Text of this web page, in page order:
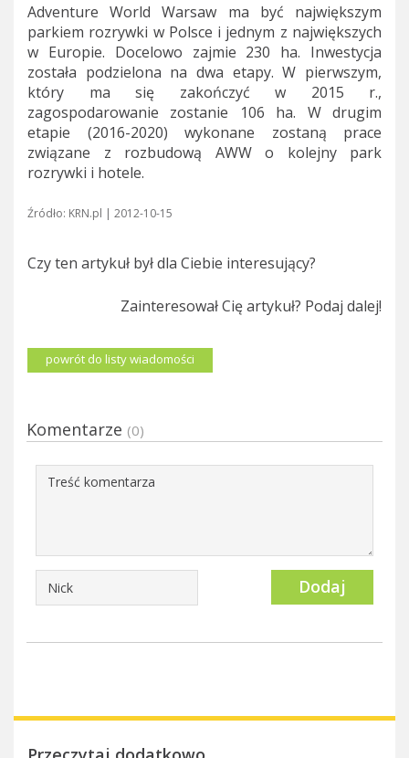
Adventure World Warsaw ma być największym
parkiem rozrywki w Polsce i jednym z największych
w Europie. Docelowo zajmie 230 ha. Inwestycja
została podzielona na dwa etapy. W pierwszym,
który ma się zakończyć w 2015 r.,
zagospodarowanie zostanie 106 ha. W drugim
etapie (2016-2020) wykonane zostaną prace
związane z rozbudową AWW o kolejny park
rozrywki i hotele.
Źródło: KRN.pl | 2012-10-15
Czy ten artykuł był dla Ciebie interesujący?
Zainteresował Cię artykuł? Podaj dalej!
powrót do listy wiadomości
Komentarze (0)
Dodaj